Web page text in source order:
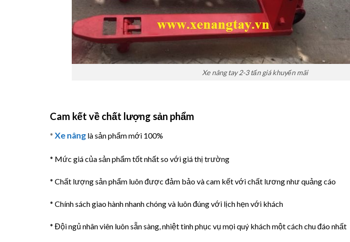
Xe nâng tay 2-3 tấn giá khuyến mãi
Cam kết về chất lượng sản phẩm
* Xe nâng là sản phẩm mới 100%
* Mức giá của sản phẩm tốt nhất so với giá thị trường
* Chất lượng sản phẩm luôn được đảm bảo và cam kết với chất lương như quảng cáo
* Chính sách giao hành nhanh chóng và luôn đúng với lịch hẹn với khách
* Đội ngủ nhân viên luôn sẵn sàng, nhiệt tình phục vụ mọi quý khách một cách chu đáo nhất